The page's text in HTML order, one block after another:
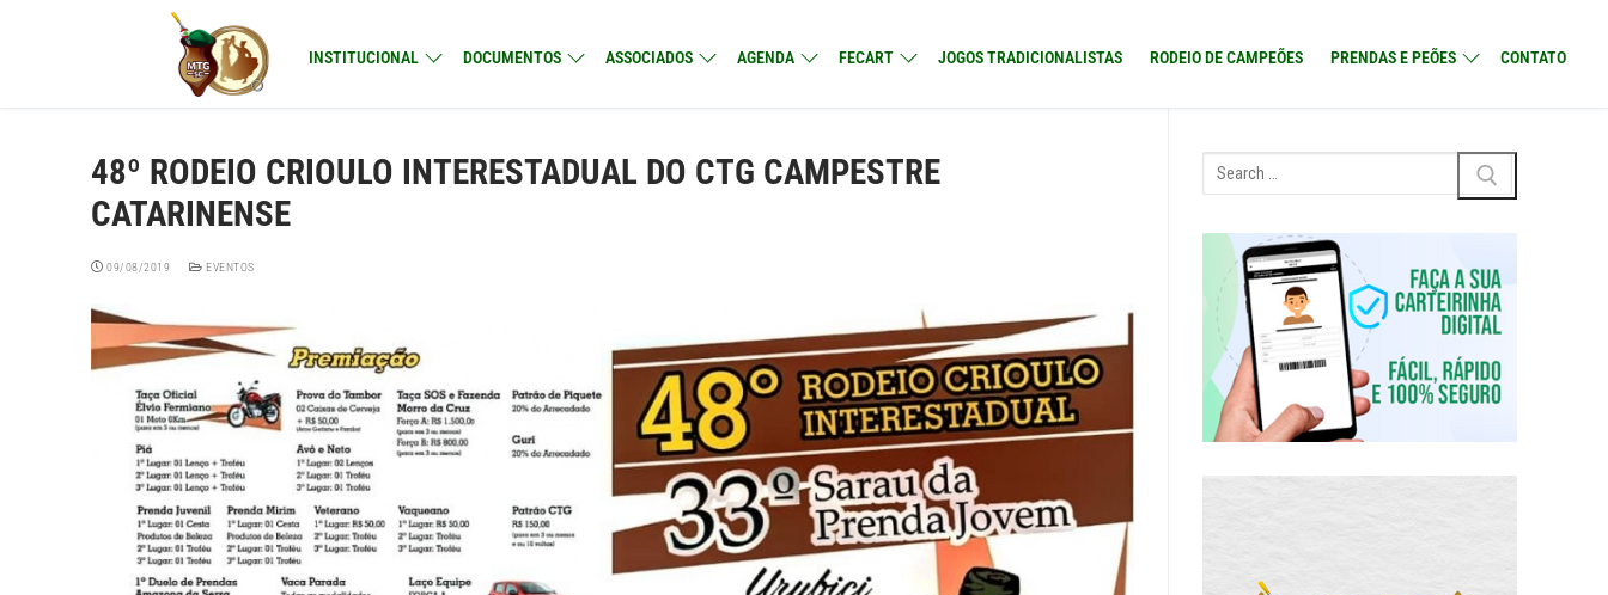
INSTITUCIONAL DOCUMENTOS ASSOCIADOS AGENDA FECART JOGOS TRADICIONALISTAS RODEIO DE CAMPEÕES PRENDAS E PEÕES CONTATO
48º RODEIO CRIOULO INTERESTADUAL DO CTG CAMPESTRE
CATARINENSE
09/08/2019 EVENTOS
Pesquisar
por: